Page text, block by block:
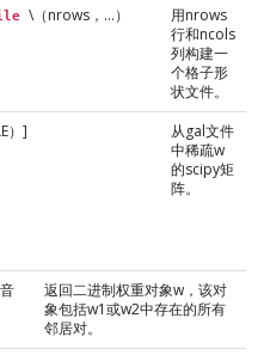
\（nrows，…）
用nrows
行和ncols
列构建一
个格子形
状文件。
）]
从gal文件
中稀疏w
的scipy矩
阵。
返回二进制权重对象w，该对
象包括w1或w2中存在的所有
邻居对。